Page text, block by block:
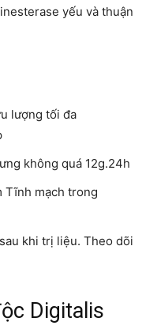
yếu và thuận
lượng tối đa
không quá 12g.24h
Tĩnh mạch trong
khi trị liệu. Theo dõi
Digitalis